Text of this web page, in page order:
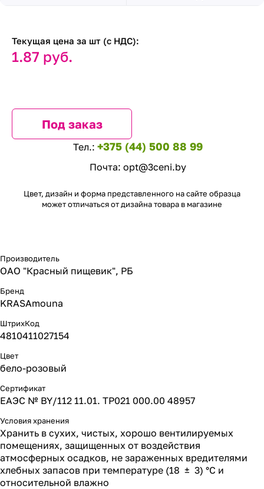
Текущая цена за шт (с НДС):
1.87 руб.
Под заказ
Тел.: +375 (44) 500 88 99
Почта: opt@3ceni.by
Цвет, дизайн и форма представленного на сайте образца
может отличаться от дизайна товара в магазине
Производитель
ОАО "Красный пищевик", РБ
Бренд
KRASAmouna
ШтрихКод
4810411027154
Цвет
бело-розовый
Сертификат
ЕАЭС № BY/112 11.01. ТР021 000.00 48957
Условия хранения
Хранить в сухих, чистых, хорошо вентилируемых
помещениях, защищенных от воздействия
атмосферных осадков, не зараженных вредителями
хлебных запасов при температуре (18 ± 3) °С и
относительной влажно